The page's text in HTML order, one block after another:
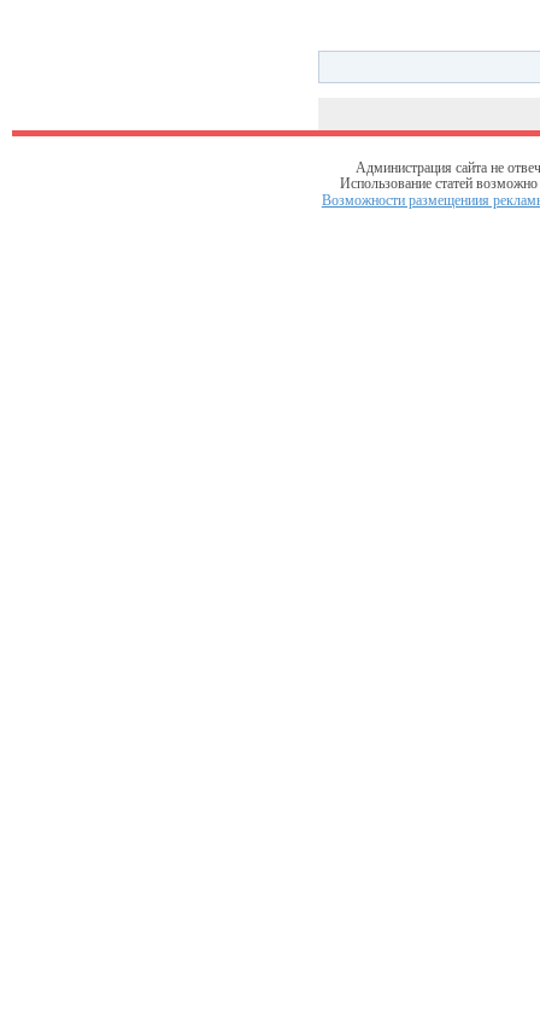
Администрация сайта не
Использование статей
Возможности размещениия